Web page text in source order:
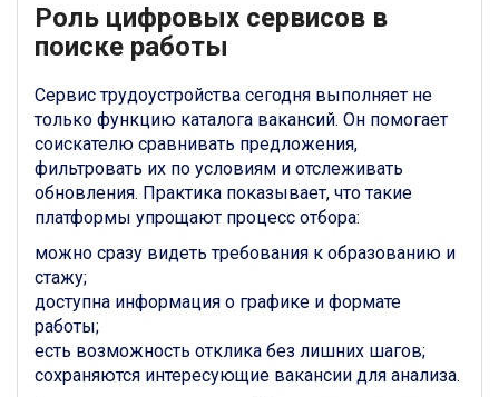
Роль цифровых сервисов в
поиске работы
Сервис трудоустройства сегодня выполняет не
только функцию каталога вакансий. Он помогает
соискателю сравнивать предложения,
фильтровать их по условиям и отслеживать
обновления. Практика показывает, что такие
платформы упрощают процесс отбора:
можно сразу видеть требования к образованию и
стажу;
доступна информация о графике и формате
работы;
есть возможность отклика без лишних шагов;
сохраняются интересующие вакансии для анализа.